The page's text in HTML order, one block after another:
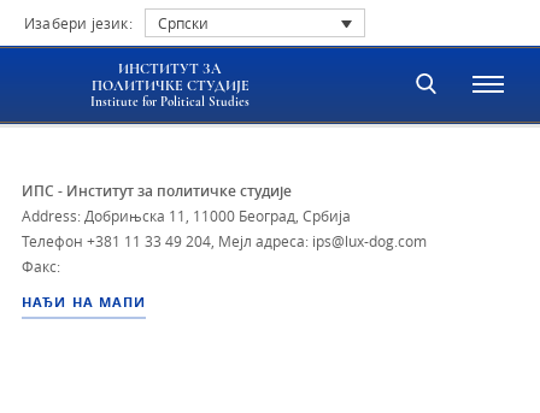
Изабери језик: Српски
ИНСТИТУТ ЗА
ПОЛИТИЧКЕ СТУДИЈЕ
Institute for Political Studies
ИПС - Институт за политичке студије
Address: Добрињска 11, 11000 Београд, Србија
Телефон +381 11 33 49 204 Мејл адреса: ips@lux-dog.com
Факс:
НАЂИ НА МАПИ